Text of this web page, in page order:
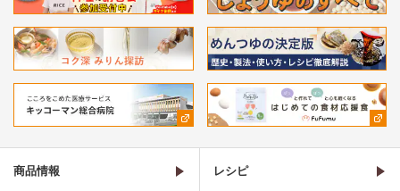
商品情報 レシピ